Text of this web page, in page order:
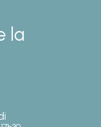
la